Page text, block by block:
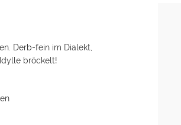
Derb-fein im Dialekt,
bröckelt!